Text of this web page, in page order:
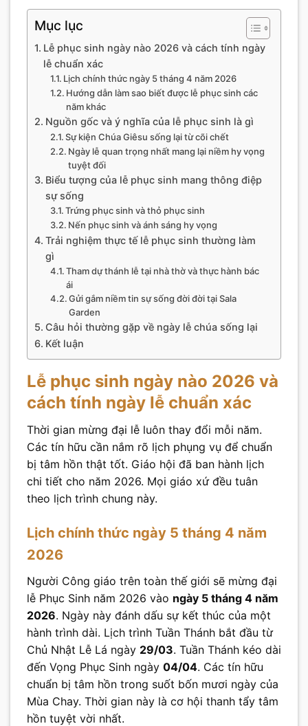
Mục lục
Lễ phục sinh ngày nào 2026 và cách tính ngày
lễ chuẩn xác
Lịch chính thức ngày 5 tháng 4 năm 2026
Hướng dẫn làm sao biết được lễ phục sinh các
năm khác
Nguồn gốc và ý nghĩa của lễ phục sinh là gì
Sự kiện Chúa Giêsu sống lại từ cõi chết
Ngày lễ quan trọng nhất mang lại niềm hy vọng
tuyệt đối
Biểu tượng của lễ phục sinh mang thông điệp
sự sống
Trứng phục sinh và thỏ phục sinh
Nến phục sinh và ánh sáng hy vọng
Trải nghiệm thực tế lễ phục sinh thường làm
gì
Tham dự thánh lễ tại nhà thờ và thực hành bác
ái
Gửi gắm niềm tin sự sống đời đời tại Sala
Garden
Câu hỏi thường gặp về ngày lễ chúa sống lại
Kết luận
Lễ phục sinh ngày nào 2026 và
cách tính ngày lễ chuẩn xác
Thời gian mừng đại lễ luôn thay đổi mỗi năm.
Các tín hữu cần nắm rõ lịch phụng vụ để chuẩn
bị tâm hồn thật tốt. Giáo hội đã ban hành lịch
chi tiết cho năm 2026. Mọi giáo xứ đều tuân
theo lịch trình chung này.
Lịch chính thức ngày 5 tháng 4 năm
2026
Người Công giáo trên toàn thế giới sẽ mừng đại
lễ Phục Sinh năm 2026 vào ngày 5 tháng 4 năm
2026. Ngày này đánh dấu sự kết thúc của một
hành trình dài. Lịch trình Tuần Thánh bắt đầu từ
Chủ Nhật Lễ Lá ngày 29/03. Tuần Thánh kéo dài
đến Vọng Phục Sinh ngày 04/04. Các tín hữu
chuẩn bị tâm hồn trong suốt bốn mươi ngày của
Mùa Chay. Thời gian này là cơ hội thanh tẩy tâm
hồn tuyệt vời nhất.